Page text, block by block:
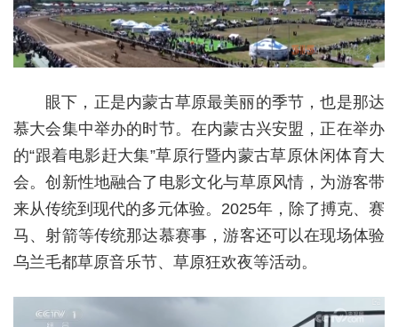
眼下，正是内蒙古草原最美丽的季节，也是那达
慕大会集中举办的时节。在内蒙古兴安盟，正在举办
的“跟着电影赶大集”草原行暨内蒙古草原休闲体育大
会。创新性地融合了电影文化与草原风情，为游客带
来从传统到现代的多元体验。2025年，除了搏克、赛
马、射箭等传统那达慕赛事，游客还可以在现场体验
乌兰毛都草原音乐节、草原狂欢夜等活动。